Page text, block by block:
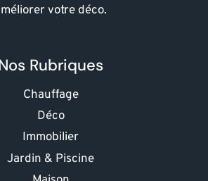
votre déco.
Rubriques
Chauffage
Déco
Immobilier
Jardin & Piscine